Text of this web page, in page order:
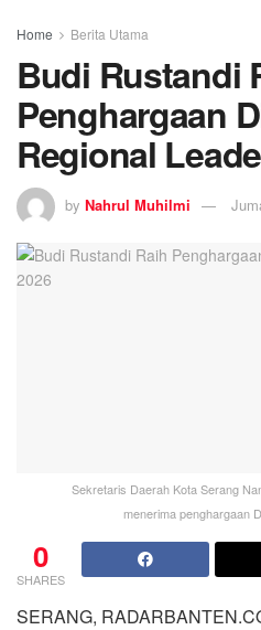
Home Berita Utama
Budi Rustandi
Penghargaan
Regional
by Nahrul Muhilmi
Sekretaris Daerah Kota Serang
menerima penghargaan
0
SHARES
SERANG,